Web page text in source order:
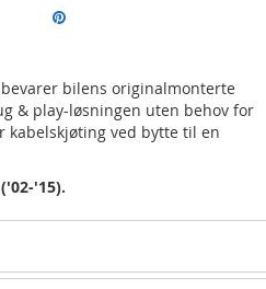
bilens originalmonterte
& play-løsningen uten behov for
kabelskjøting ved bytte til en
('02-'15).